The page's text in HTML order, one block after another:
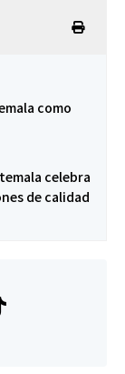
como
celebra
de calidad